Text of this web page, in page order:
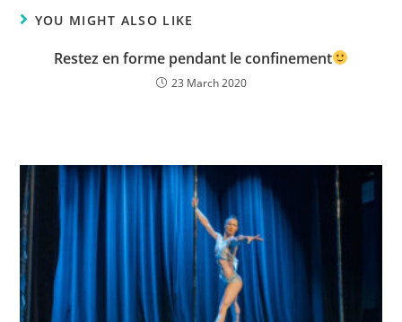
YOU MIGHT ALSO LIKE
Restez en forme pendant le confinement
23 March 2020